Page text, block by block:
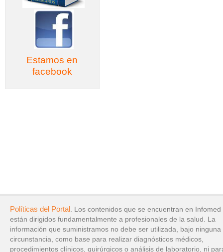
Estamos en
facebook
Políticas del Portal. Los contenidos que se encuentran en Infomed
están dirigidos fundamentalmente a profesionales de la salud. La
información que suministramos no debe ser utilizada, bajo ninguna
circunstancia, como base para realizar diagnósticos médicos,
procedimientos clínicos, quirúrgicos o análisis de laboratorio, ni